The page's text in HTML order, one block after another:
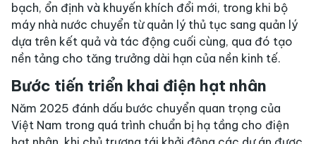
bạch, ổn định và khuyến khích đổi mới, trong khi bộ
máy nhà nước chuyển từ quản lý thủ tục sang quản lý
dựa trên kết quả và tác động cuối cùng, qua đó tạo
nền tảng cho tăng trưởng dài hạn của nền kinh tế.
Bước tiến triển khai điện hạt nhân
Năm 2025 đánh dấu bước chuyển quan trọng của
Việt Nam trong quá trình chuẩn bị hạ tầng cho điện